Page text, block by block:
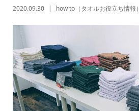
2020.09.30 how to（タオルお役立ち情報）